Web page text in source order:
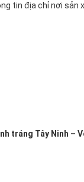
tin địa chỉ nơi sản
tráng Tây Ninh